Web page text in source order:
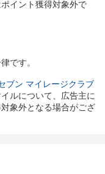
イント獲得対象外で
です。
ブン マイレージクラブ
ルについて、広告主に
象外となる場合がござ